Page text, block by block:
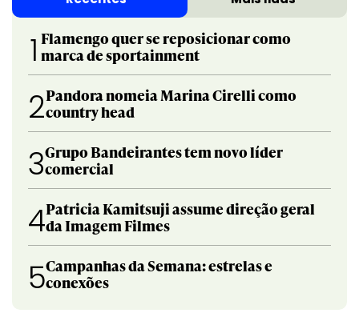
1 Flamengo quer se reposicionar como
marca de sportainment
2Pandora nomeia Marina Cirelli como
country head
3Grupo Bandeirantes tem novo líder
comercial
4Patricia Kamitsuji assume direção geral
da Imagem Filmes
5Campanhas da Semana: estrelas e
conexões